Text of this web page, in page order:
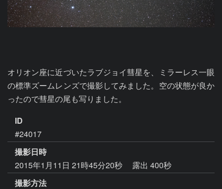
オリオン座に近づいたラブジョイ彗星を、ミラーレス一眼
の標準ズームレンズで撮影してみました。空の状態が良か
ID
#24017
撮影日時
2015年1月11日 21時45分20秒
露出 400秒
撮影方法